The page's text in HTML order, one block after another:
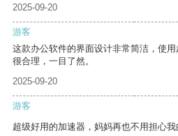
2025-09-20
游客
这款办公软件的界面设计非常简洁，使
很合理，一目了然。
2025-09-20
游客
超级好用的加速器，妈妈再也不用担心我